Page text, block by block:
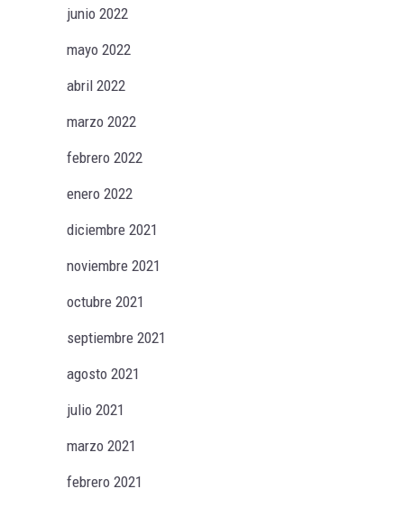
junio 2022
mayo 2022
abril 2022
marzo 2022
febrero 2022
enero 2022
diciembre 2021
noviembre 2021
octubre 2021
septiembre 2021
agosto 2021
julio 2021
marzo 2021
febrero 2021